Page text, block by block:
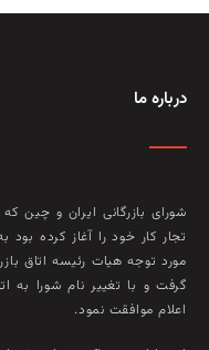
درباره ما
تجار کار خود را آغاز کرده
مورد توجه هيات رئيسه اتاق
گرفت و با تغيير نام شورا به
اعلام موافقت نمود.